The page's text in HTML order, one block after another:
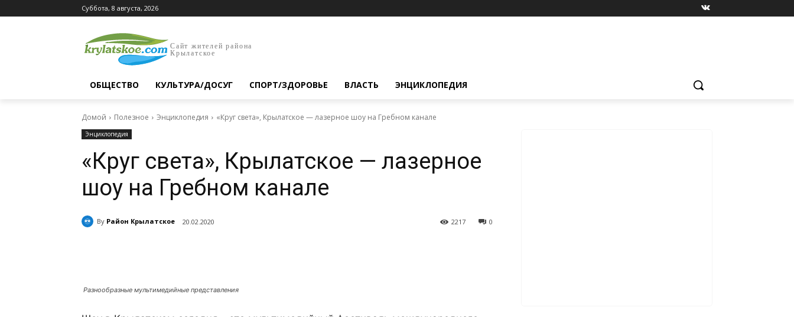
Суббота, 8 августа, 2026
Сайт жителей района
Крылатское
ОБЩЕСТВО КУЛЬТУРА/ДОСУГ СПОРТ/ЗДОРОВЬЕ ВЛАСТЬ ЭНЦИКЛОПЕДИЯ
Домой Полезное Энциклопедия «Круг света», Крылатское — лазерное шоу на Гребном канале
Энциклопедия
«Круг света», Крылатское — лазерное
шоу на Гребном канале
By Район Крылатское 20.02.2020 0
2217
Разнообразные мультимедийные представления